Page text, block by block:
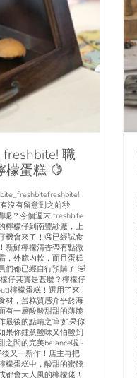
職
檬蛋糕 🍋
沒有留意到之前秒
呢？今個週末 freshbite
檸檬仔到南豐紗廠，上
機會來了！🤤已經試食
新鮮檸檬清香帶有點微
，外脆內軟，而且蛋糕
們都已經自行預購了 🤣
實是甚麼？檸檬仔
檸檬蛋糕！選用了來
材，蛋糕質感介乎於海
有一層酸酸甜甜的薄脆
最後的點晴之筆!如果你
果你鍾意酸味又怕酸到
之間的完美balance啦~
又一新作！店主再把
檬蛋糕中，酸甜的蜜餞
都會大人風的檸檬佬！